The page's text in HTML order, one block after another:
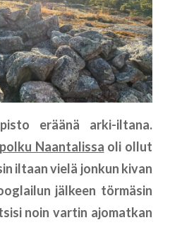
eräänä arki-iltana.
Naantalissa oli ollut
iltaan vielä jonkun kivan
jälkeen törmäsin
noin vartin ajomatkan